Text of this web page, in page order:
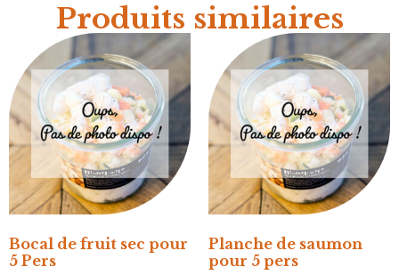
Produits similaires
Bocal de fruit sec pour
5 Pers
Planche de saumon
pour 5 pers